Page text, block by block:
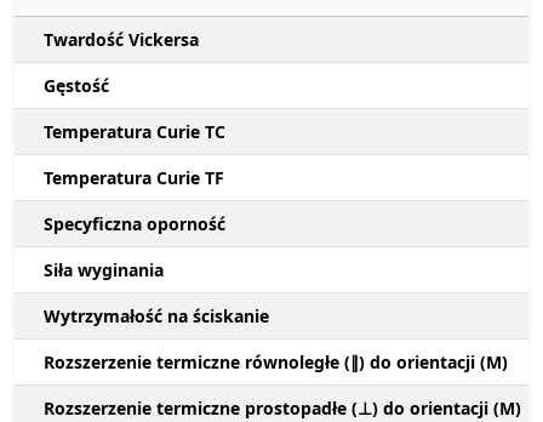
Twardość Vickersa
Gęstość
Temperatura Curie TC
Temperatura Curie TF
Specyficzna oporność
Siła wyginania
Wytrzymałość na ściskanie
Rozszerzenie termiczne równoległe (∥) do orientacji (M)
Rozszerzenie termiczne prostopadłe (⊥) do orientacji (M)